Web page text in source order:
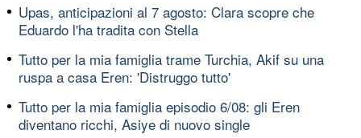
Upas, anticipazioni al 7 agosto: Clara scopre che
Eduardo l'ha tradita con Stella
Tutto per la mia famiglia trame Turchia, Akif su una
ruspa a casa Eren: 'Distruggo tutto'
Tutto per la mia famiglia episodio 6/08: gli Eren
diventano ricchi, Asiye di nuovo single